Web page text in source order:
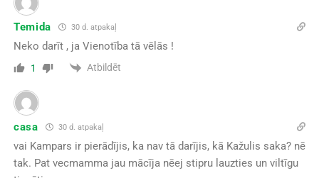
Temida 30 d. atpakaļ
Neko darīt , ja Vienotība tā vēlās !
1 Atbildēt
casa 30 d. atpakaļ
vai Kampars ir pierādījis, ka nav tā darījis, kā Kažulis saka? nē
tak. Pat vecmamma jau mācīja nēej stipru lauzties un viltīgu